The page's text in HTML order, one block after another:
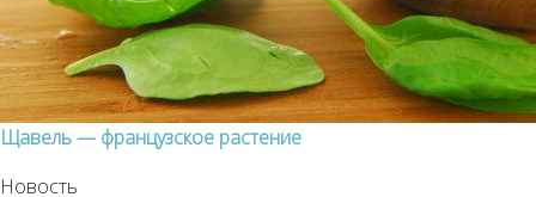
Щавель — французское растение
Новость